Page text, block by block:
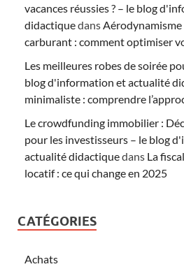
vacances réussies ? – le blog
didactiquedans
carburant : comment optimiser
Les meilleures robes de soirée
blog d'information et actualité
minimaliste : comprendre
Le crowdfunding immobilier :
pour les investisseurs – le blog
actualité didactiquedans La
locatif : ce qui change en 2025
CATÉGORIES
Achats